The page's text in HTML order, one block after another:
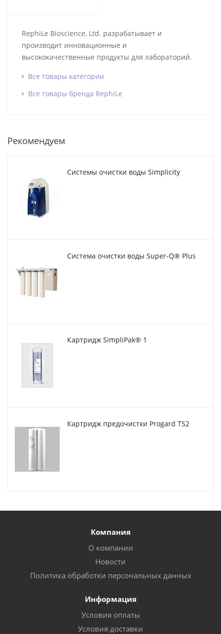
RephiLe Bioscience, Ltd. разрабатывает и
производит инновационные и
высококачественные продукты для лабораторий.
Все товары категории
Все товары бренда RephiLe
Рекомендуем
Системы очистки воды Simplicity
Система очистки воды Super-Q® Plus
Картридж SimpliPak® 1
Картридж предочистки Progard TS2
Компания
О компании
Новости
Политика обработки персональных данных
Информация
Условия оплаты
Условия доставки